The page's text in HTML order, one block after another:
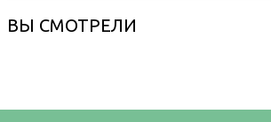
ВЫ СМОТРЕЛИ